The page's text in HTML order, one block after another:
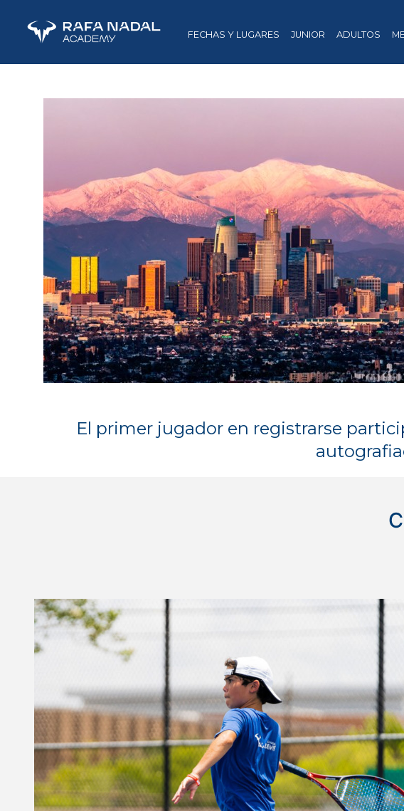
FECHAS Y LUGARES JUNIOR ADULTOS
El primer jugador en registrarse